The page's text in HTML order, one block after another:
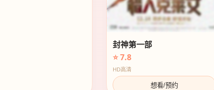
封神第一部
⭐ 7.8
HD高清
想看/预约